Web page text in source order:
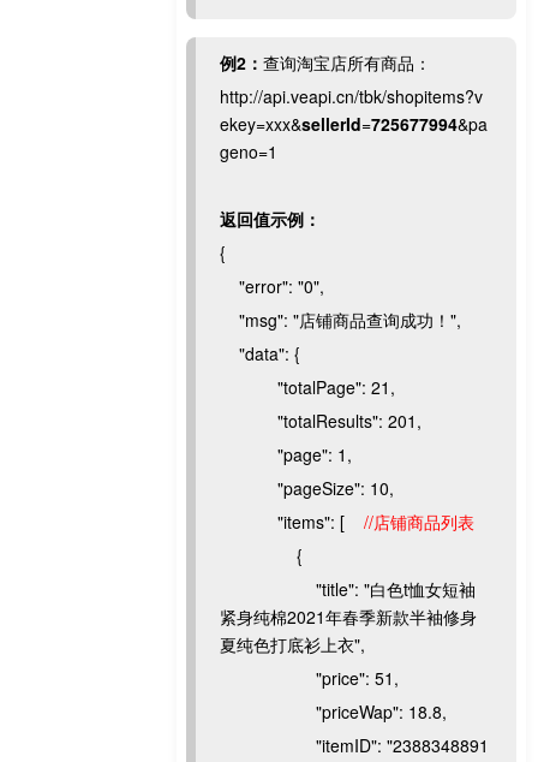
例2：查询淘宝店所有商品：
http://api.veapi.cn/tbk/shopitems?v
ekey=xxx&sellerId=725677994&pa
geno=1
返回值示例：
{
"error": "0",
"msg": "店铺商品查询成功！",
"data": {
"totalPage": 21,
"totalResults": 201,
"page": 1,
"pageSize": 10,
"items": [
//店铺商品列表
{
"title": "白色t恤女短袖
紧身纯棉2021年春季新款半袖修身
夏纯色打底衫上衣",
"price": 51,
"priceWap": 18.8,
"itemID": "2388348891